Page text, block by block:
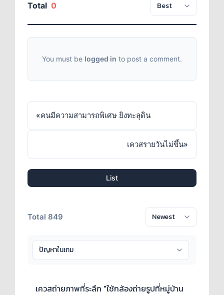
Total 0
You must be logged in to post a comment.
«คนมีความสามารถพิเศษ ยิงทะลุดิน
เควสรายวันไม่ขึ้น»
List
Total 849
เควสถ่ายภาพที่ระลึก "ใช้กล้องถ่ายรูปที่หมู่บ้าน